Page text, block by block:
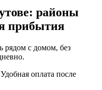
районы
прибытия
рядом с домом, без
оплата после